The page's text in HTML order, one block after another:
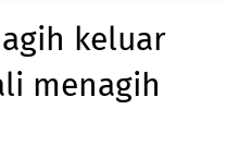
keluar
menagih